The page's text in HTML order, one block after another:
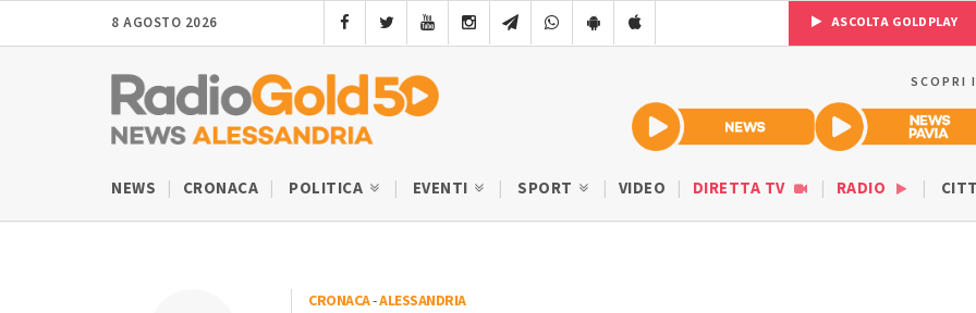
8 AGOSTO 2026 ASCOLTA GOLDPLAY
SCOPRI
NEWS CRONACA POLITICA EVENTI SPORT VIDEO DIRETTA TV RADIO
CRONACA-ALESSANDRIA